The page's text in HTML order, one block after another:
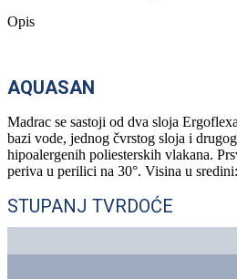
Opis
AQUASAN
Madrac se sastoji od dva sloja
bazi vode, jednog čvrstog sloja i
hipoalergenih poliesterskih vlakana.
periva u perilici na 30°. Visina u
STUPANJ TVRDOĆE